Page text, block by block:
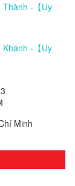
-【Uy
-【Uy
Minh